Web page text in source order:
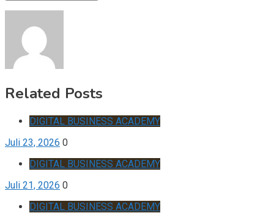
Related Posts
DIGITAL BUSINESS ACADEMY
Juli 23, 2026 0
DIGITAL BUSINESS ACADEMY
Juli 21, 2026 0
DIGITAL BUSINESS ACADEMY